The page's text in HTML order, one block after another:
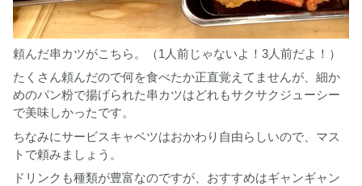
頼んだ串カツがこちら。（1人前じゃないよ！3人前だよ！）
たくさん頼んだので何を食べたか正直覚えてませんが、細か
めのパン粉で揚げられた串カツはどれもサクサクジューシー
で美味しかったです。
ちなみにサービスキャベツはおかわり自由らしいので、マス
トで頼みましょう。
ドリンクも種類が豊富なのですが、おすすめはギャンギャン